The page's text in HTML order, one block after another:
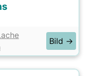
Bild →